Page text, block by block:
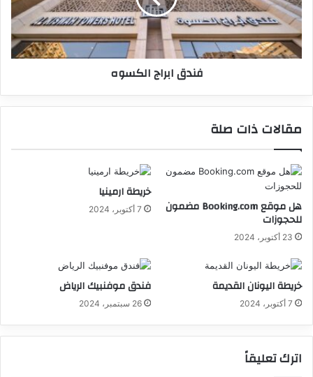
فندق ابراج الكسوه
مقالات ذات صلة
هل موقع Booking.com مضمون
للحجوزات
23 أكتوبر، 2024
خريطة ارمينيا
7 أكتوبر، 2024
خريطة اليونان القديمة
7 أكتوبر، 2024
فندق موفنبيك الرياض
26 سبتمبر، 2024
اترك تعليقاً